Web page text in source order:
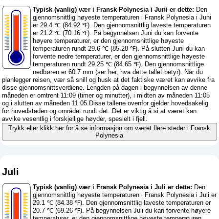
Typisk (vanlig) vær i Fransk Polynesia i Juni er dette: Den
gjennomsnittlig høyeste temperaturen i Fransk Polynesia i Juni
er 29.4 ℃ (84.92 ℉). Den gjennomsnittlig laveste temperaturen
er 21.2 ℃ (70.16 ℉). På begynnelsen Juni du kan forvente
høyere temperaturer, er den gjennomsnittlige høyeste
temperaturen rundt 29.6 ℃ (85.28 ℉). På slutten Juni du kan
forvente nedre temperaturer, er den gjennomsnittlige høyeste
temperaturen rundt 29.25 ℃ (84.65 ℉). Den gjennomsnittlige
nedbøren er 60.7 mm (ser her, hva dette tallet betyr). Når du
planlegger reisen, vær så snill og husk at det faktiske været kan avvike fra
disse gjennomsnittsverdiene. Lengden på dagen i begynnelsen av denne
måneden er omtrent 11:09 (timer og minutter), i midten av måneden 11:05
og i slutten av måneden 11:05.Disse tallene ovenfor gjelder hovedsakelig
for hovedstaden og området rundt det. Det er viktig å si at været kan
avvike vesentlig i forskjellige høyder, spesielt i fjell.
Trykk eller klikk her for å se informasjon om været flere steder i Fransk
Polynesia
Juli
Typisk (vanlig) vær i Fransk Polynesia i Juli er dette: Den
gjennomsnittlig høyeste temperaturen i Fransk Polynesia i Juli er
29.1 ℃ (84.38 ℉). Den gjennomsnittlig laveste temperaturen er
20.7 ℃ (69.26 ℉). På begynnelsen Juli du kan forvente høyere